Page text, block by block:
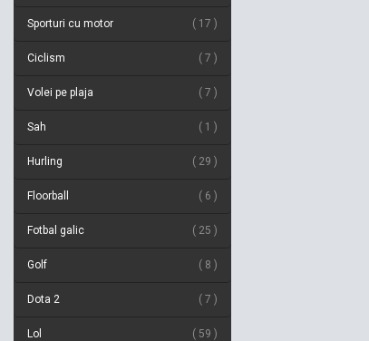
Sporturi cu motor 17
Ciclism 7
Volei pe plaja 7
Sah 1
Hurling 29
Floorball 6
Fotbal galic 25
Golf 8
Dota 2 7
Lol 59